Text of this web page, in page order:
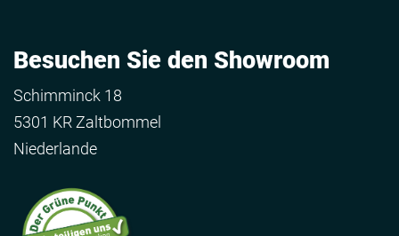
Besuchen Sie den Showroom
Schimminck 18
5301 KR Zaltbommel
Niederlande